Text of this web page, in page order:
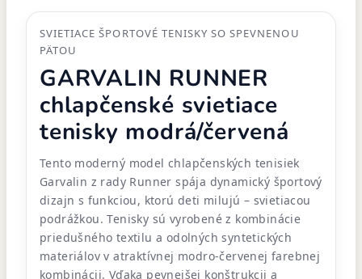
SVIETIACE ŠPORTOVÉ TENISKY SO SPEVNENOU
PÄTOU
GARVALIN RUNNER
chlapčenské svietiace
tenisky modrá/červená
Tento moderný model chlapčenských tenisiek
Garvalin z rady Runner spája dynamický športový
dizajn s funkciou, ktorú deti milujú – svietiacou
podrážkou. Tenisky sú vyrobené z kombinácie
priedušného textilu a odolných syntetických
materiálov v atraktívnej modro-červenej farebnej
kombinácii. Vďaka pevnejšej konštrukcii a